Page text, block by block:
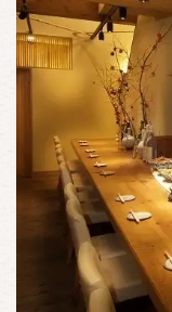
こ
お席 | ベジタブ
兵庫県神戸市中央区
https://